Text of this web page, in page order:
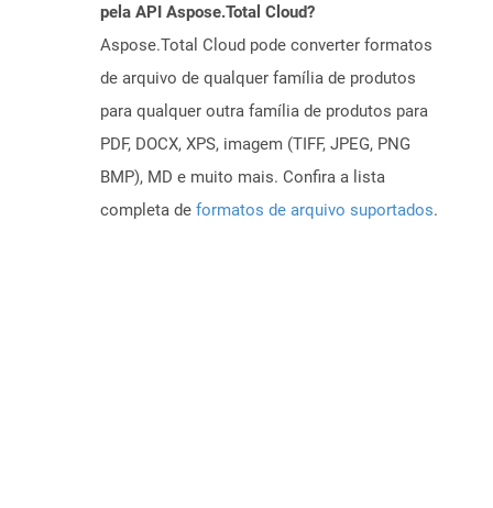
pela API Aspose.Total Cloud?
Aspose.Total Cloud pode converter formatos
de arquivo de qualquer família de produtos
para qualquer outra família de produtos para
PDF, DOCX, XPS, imagem (TIFF, JPEG, PNG
BMP), MD e muito mais. Confira a lista
completa de formatos de arquivo suportados.